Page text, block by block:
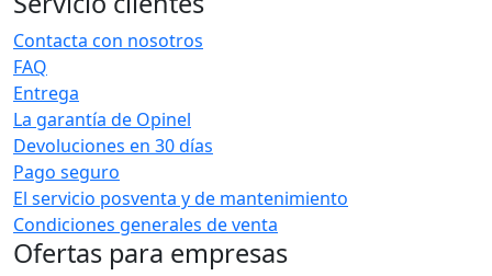
Contacta con nosotros
FAQ
Entrega
La garantía de Opinel
Devoluciones en 30 días
Pago seguro
El servicio posventa y de mantenimiento
Condiciones generales de venta
Ofertas para empresas